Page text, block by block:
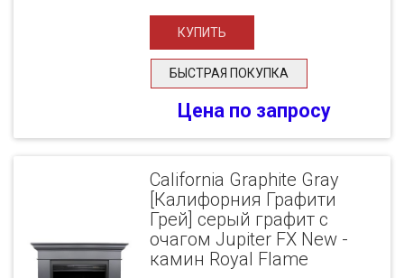
БЫСТРАЯ ПОКУПКА
Цена по запросу
California Graphite Gray
[Калифорния Графити
Грей] серый графит с
очагом Jupiter FX New -
камин Royal Flame